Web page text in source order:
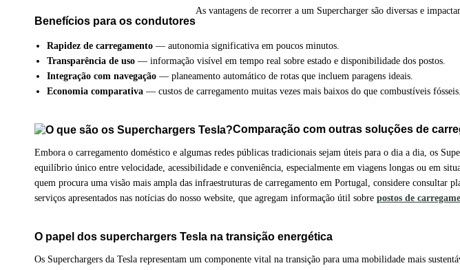
Benefícios para os condutores
As vantagens de recorrer a um Supercharger são diversas e
Rapidez de carregamento — autonomia significativa em poucos minutos.
Transparência de uso — informação visível em tempo real sobre estado e disponibilidade dos postos.
Integração com navegação — planeamento automático de rotas que incluem paragens ideais.
Economia comparativa — custos de carregamento muitas vezes mais baixos do que combustíveis fósseis.
Comparação com outras soluções de
Embora o carregamento doméstico e algumas redes públicas tradicionais sejam úteis para o dia a dia, os
equilíbrio único entre velocidade, acessibilidade e conveniência, especialmente em viagens longas ou em
quem procura uma visão mais ampla das infraestruturas de carregamento em Portugal, considere consultar
serviços apresentados nas notícias do nosso website, que agregam informação útil sobre postos de
O papel dos superchargers Tesla na transição energética
Os Superchargers da Tesla representam um componente vital na transição para uma mobilidade mais